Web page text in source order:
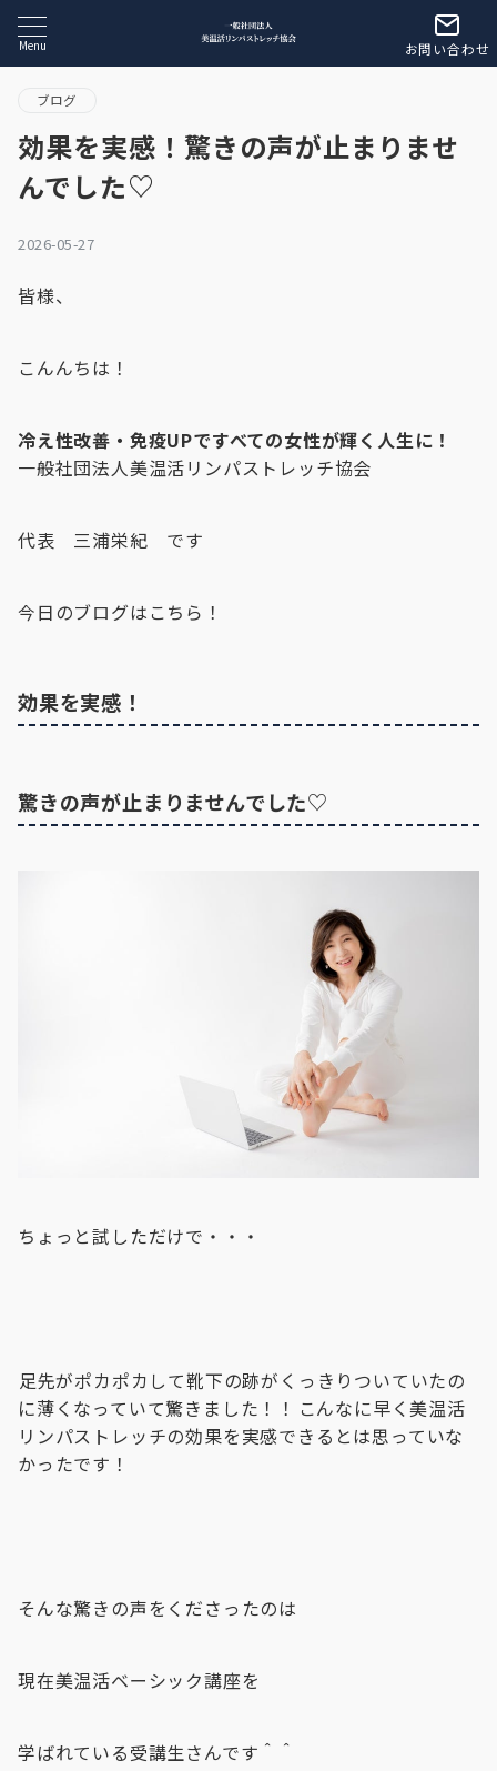
Menu お問い合わせ
ブログ
効果を実感！驚きの声が止まりませ
んでした♡
2026-05-27
皆様、
こんんちは！
冷え性改善・免疫UPですべての女性が輝く人生に！
一般社団法人美温活リンパストレッチ協会
代表 三浦栄紀 です
今日のブログはこちら！
効果を実感！
驚きの声が止まりませんでした♡
ちょっと試しただけで・・・
⁡足先がポカポカして靴下の跡がくっきりついていたの
に薄くなっていて驚きました！！⁡⁡こんなに早く美温活
リンパストレッチの効果を実感できるとは思っていな
かったです！⁡⁡
そんな驚きの声をくださったのは
現在美温活ベーシック講座を
学ばれている受講生さんです＾＾